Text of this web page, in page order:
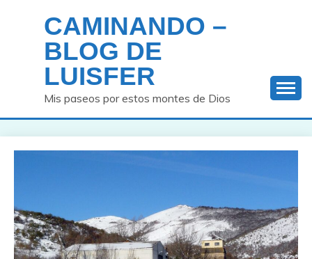
contenido
CAMINANDO –
BLOG DE
LUISFER
Mis paseos por estos montes de Dios